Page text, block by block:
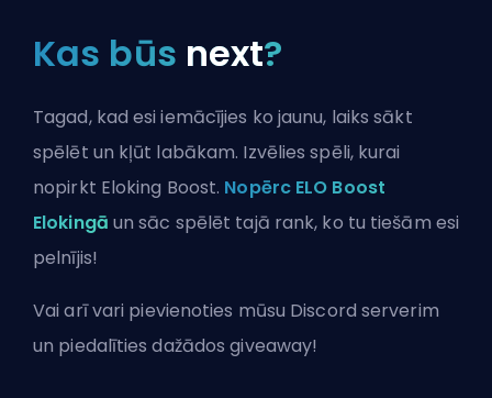
Kas būs next?
Tagad, kad esi iemācījies ko jaunu, laiks sākt
spēlēt un kļūt labākam. Izvēlies spēli, kurai
nopirkt Eloking Boost. Nopērc ELO Boost
Elokingā un sāc spēlēt tajā rank, ko tu tiešām esi
pelnījis!
Vai arī vari pievienoties mūsu Discord serverim
un piedalīties dažādos giveaway!